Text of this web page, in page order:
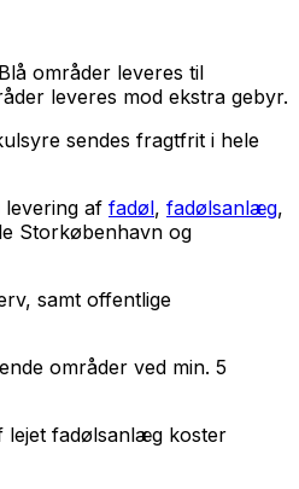
områder leveres til
leveres mod ekstra gebyr.
sendes fragtfrit i hele
levering af fadøl, fadølsanlæg,
Storkøbenhavn og
, samt offentlige
områder ved min. 5
lejet fadølsanlæg koster